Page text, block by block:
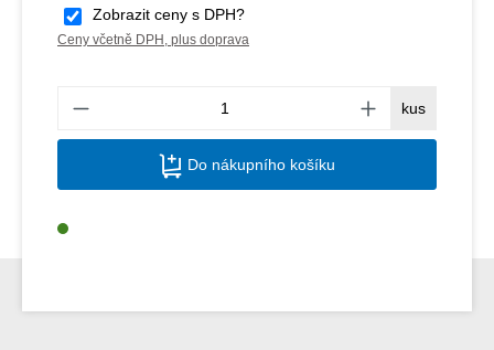
Zobrazit ceny s DPH?
Ceny včetně DPH, plus doprava
kus
Do nákupního košíku